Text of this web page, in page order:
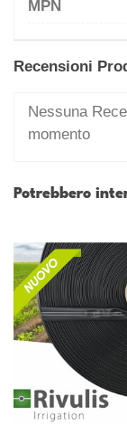
MPN
Recensioni
Nessuna
momento
Potrebbero